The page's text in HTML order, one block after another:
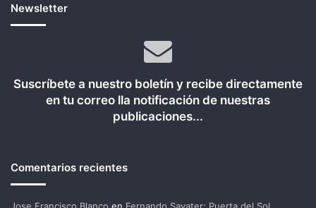
Newsletter
Suscríbete a nuestro boletín y recibe directamente
en tu correo lla notificación de nuestras
publicaciones...
Comentarios recientes
Jose Francisco Blanco en Fernando Savater: Puerta del Sol